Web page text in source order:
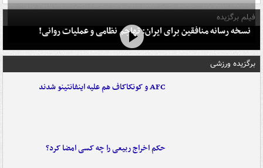
فیلم برگزیده
نسخه رسانه منافقین برای ایران: تهاجم نظامی و عملیات روانی!
برگزیده ورزشی
AFC و کونکاکاف هم علیه اینفانتینو شدند
حکم اخراج ربیعی را چه کسی امضا کرد؟